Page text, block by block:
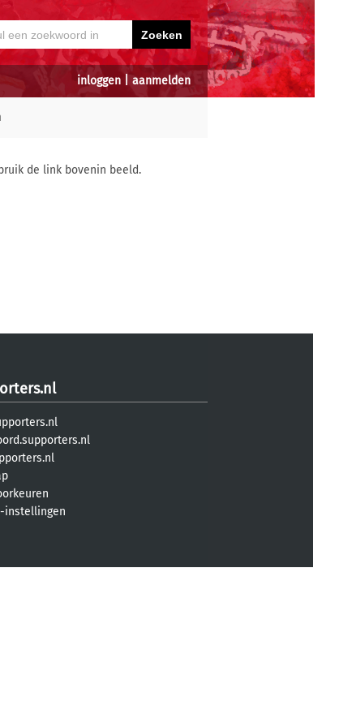
inloggen aanmelden
de link bovenin beeld.
instellingen